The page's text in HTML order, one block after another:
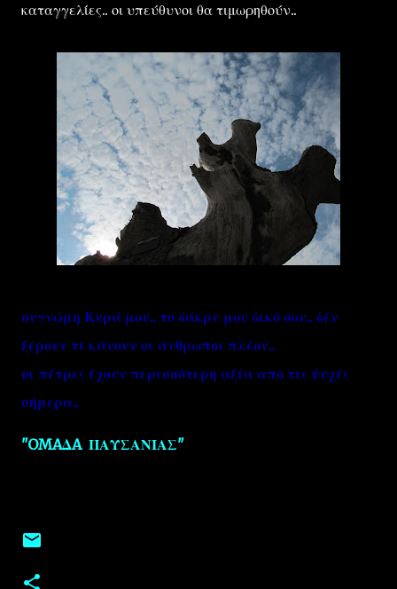
καταγγελίες.. οι υπεύθυνοι θα τιμωρηθούν..
συγνώμη Κυρά μου.. το δάκρυ μου δικό σου.. δέν
ξέρουν τί κάνουν οι άνθρωποι πλέον..
οι πέτρες έχουν περισσότερη αξία απο τις ψυχές
σήμερα..
"OMAΔA ΠΑΥΣΑΝΙΑΣ"